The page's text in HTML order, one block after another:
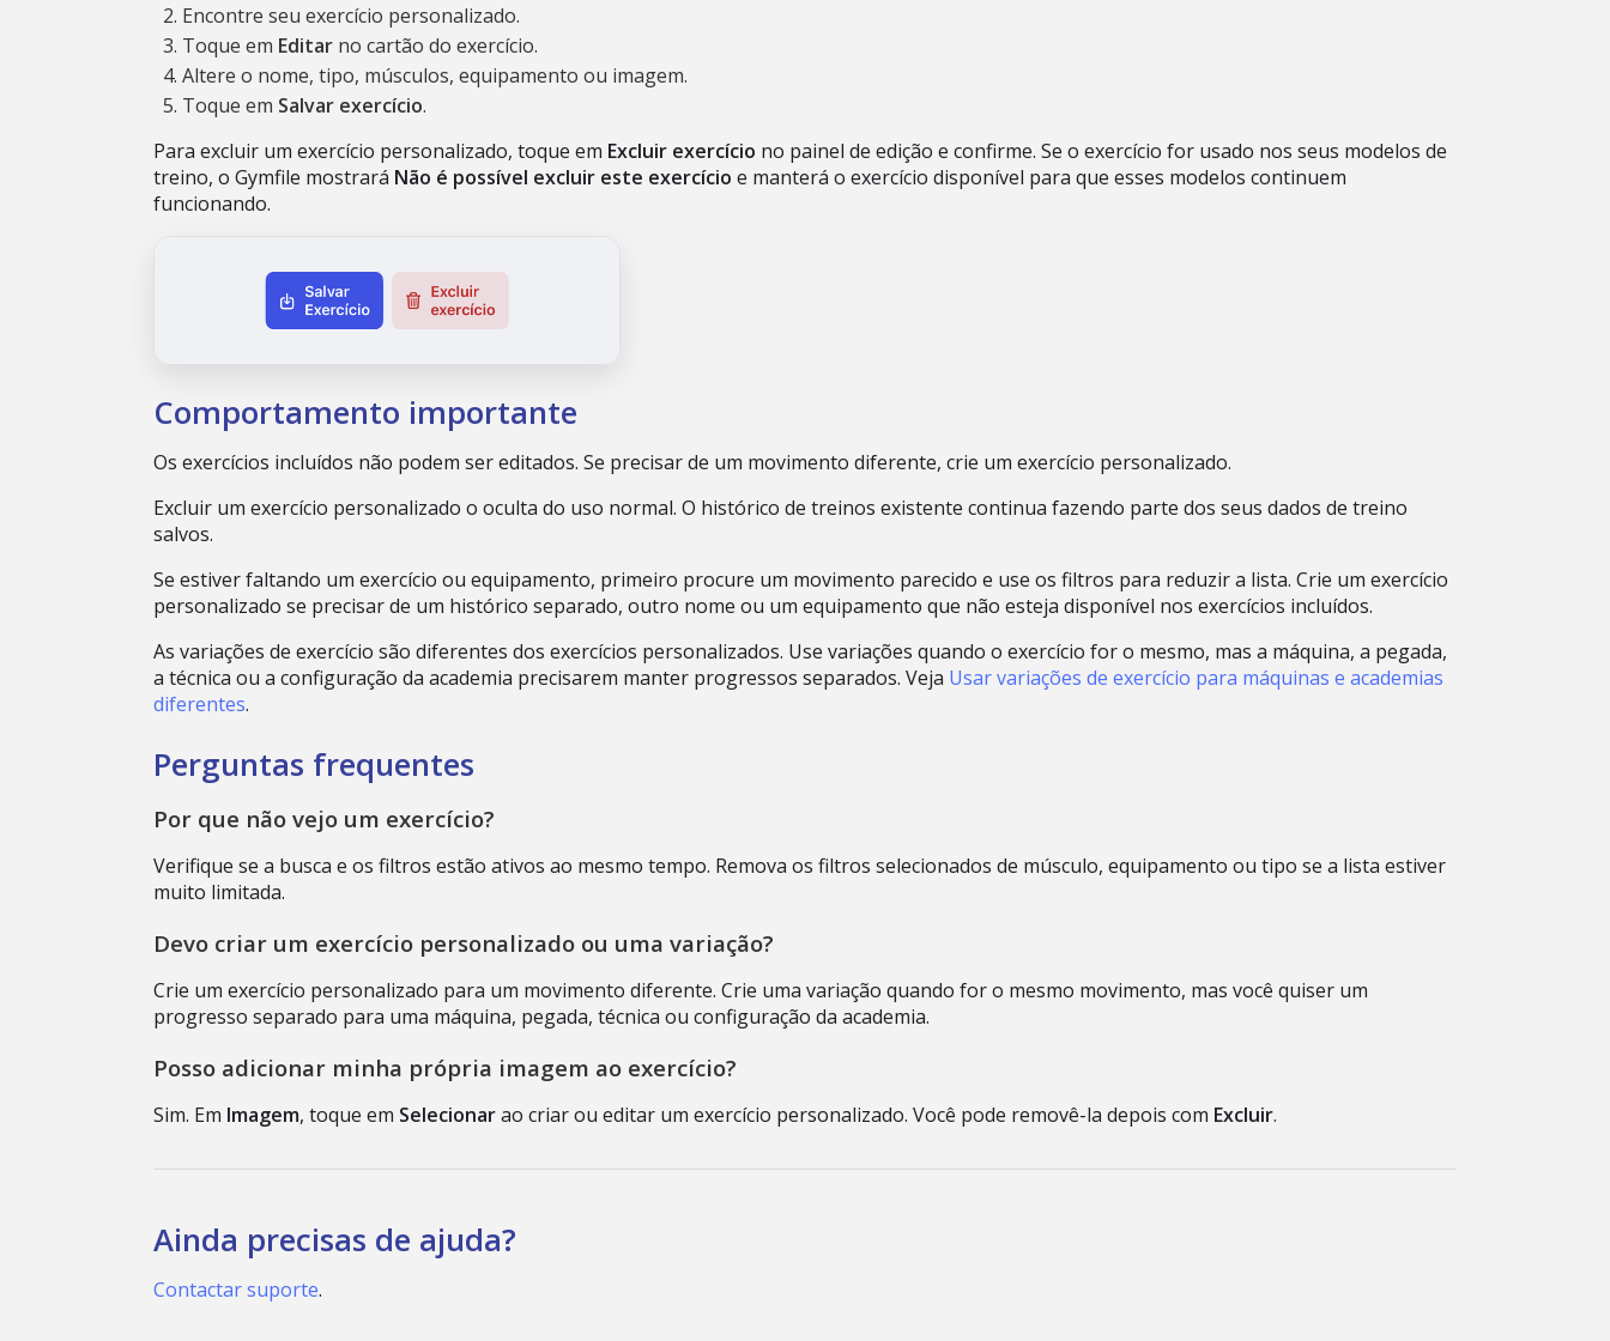
Encontre seu exercício personalizado.
Toque em Editar no cartão do exercício.
Altere o nome, tipo, músculos, equipamento ou imagem.
Toque em Salvar exercício.
Para excluir um exercício personalizado, toque em Excluir exercício no painel de edição e confirme. Se o exercício for usado nos seus modelos de
treino, o Gymfile mostrará Não é possível excluir este exercício e manterá o exercício disponível para que esses modelos continuem
funcionando.
Comportamento importante
Os exercícios incluídos não podem ser editados. Se precisar de um movimento diferente, crie um exercício personalizado.
Excluir um exercício personalizado o oculta do uso normal. O histórico de treinos existente continua fazendo parte dos seus dados de treino
salvos.
Se estiver faltando um exercício ou equipamento, primeiro procure um movimento parecido e use os filtros para reduzir a lista. Crie um exercício
personalizado se precisar de um histórico separado, outro nome ou um equipamento que não esteja disponível nos exercícios incluídos.
As variações de exercício são diferentes dos exercícios personalizados. Use variações quando o exercício for o mesmo, mas a máquina, a pegada,
a técnica ou a configuração da academia precisarem manter progressos separados. Veja Usar variações de exercício para máquinas e academias
diferentes.
Perguntas frequentes
Por que não vejo um exercício?
Verifique se a busca e os filtros estão ativos ao mesmo tempo. Remova os filtros selecionados de músculo, equipamento ou tipo se a lista estiver
muito limitada.
Devo criar um exercício personalizado ou uma variação?
Crie um exercício personalizado para um movimento diferente. Crie uma variação quando for o mesmo movimento, mas você quiser um
progresso separado para uma máquina, pegada, técnica ou configuração da academia.
Posso adicionar minha própria imagem ao exercício?
Sim. Em Imagem, toque em Selecionarao criar ou editar um exercício personalizado. Você pode removê-la depois com Excluir.
Ainda precisas de ajuda?
Contactar suporte.